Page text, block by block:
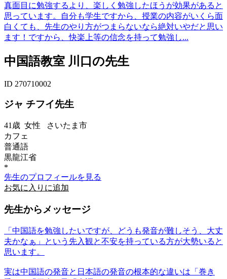
真面目に勉強するより、楽しく勉強したほうが効果があると
思っています。自分も学生ですから、授業の内容がいくら面
白くても、先生のやり方がつまらないなら絶対いやだと思い
ます！ですから、快楽上等の信念を持って勉強し...
中国語教室 川口の先生
ID 270710002
ジャ チフイ先生
41歳 女性 さいたま市
カフェ
普通語
黒龍江省
*
先生のプロフィールを見る
お気に入りに追加
先生からメッセージ
「中国語を勉強したいですが、どうも発音が難しそう、大丈
夫かなぁ」という先入観と不安を持っている方が大勢いると
思います。
実は中国語の発音と日本語の発音の根本的な違いは「巻き